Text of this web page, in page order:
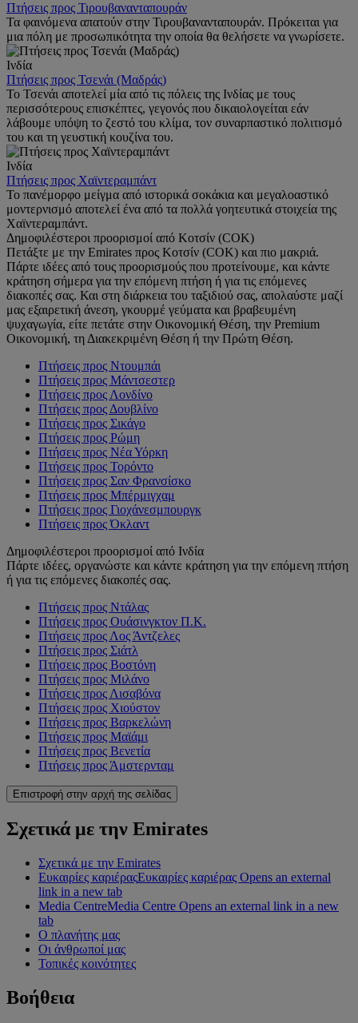
Πτήσεις προς Τιρουβανανταπουράν
Τα φαινόμενα απατούν στην Τιρουβανανταπουράν. Πρόκειται για
μια πόλη με προσωπικότητα την οποία θα θελήσετε να γνωρίσετε.
Ινδία
Πτήσεις προς Τσενάι (Μαδράς)
Το Τσενάι αποτελεί μία από τις πόλεις της Ινδίας με τους
περισσότερους επισκέπτες, γεγονός που δικαιολογείται εάν
λάβουμε υπόψη το ζεστό του κλίμα, τον συναρπαστικό πολιτισμό
του και τη γευστική κουζίνα του.
Ινδία
Πτήσεις προς Χαϊντεραμπάντ
Το πανέμορφο μείγμα από ιστορικά σοκάκια και μεγαλοαστικό
μοντερνισμό αποτελεί ένα από τα πολλά γοητευτικά στοιχεία της
Χαϊντεραμπάντ.
Δημοφιλέστεροι προορισμοί από Κοτσίν (COK)
Πετάξτε με την Emirates προς Κοτσίν (COK) και πιο μακριά.
Πάρτε ιδέες από τους προορισμούς που προτείνουμε, και κάντε
κράτηση σήμερα για την επόμενη πτήση ή για τις επόμενες
διακοπές σας. Και στη διάρκεια του ταξιδιού σας, απολαύστε μαζί
μας εξαιρετική άνεση, γκουρμέ γεύματα και βραβευμένη
ψυχαγωγία, είτε πετάτε στην Οικονομική Θέση, την Premium
Οικονομική, τη Διακεκριμένη Θέση ή την Πρώτη Θέση.
Πτήσεις προς Ντουμπάι
Πτήσεις προς Μάντσεστερ
Πτήσεις προς Λονδίνο
Πτήσεις προς Δουβλίνο
Πτήσεις προς Σικάγο
Πτήσεις προς Ρώμη
Πτήσεις προς Νέα Υόρκη
Πτήσεις προς Τορόντο
Πτήσεις προς Σαν Φρανσίσκο
Πτήσεις προς Μπέρμιγχαμ
Πτήσεις προς Γιοχάνεσμπουργκ
Πτήσεις προς Όκλαντ
Δημοφιλέστεροι προορισμοί από Ινδία
Πάρτε ιδέες, οργανώστε και κάντε κράτηση για την επόμενη πτήση
ή για τις επόμενες διακοπές σας.
Πτήσεις προς Ντάλας
Πτήσεις προς Ουάσινγκτον Π.Κ.
Πτήσεις προς Λος Άντζελες
Πτήσεις προς Σιάτλ
Πτήσεις προς Βοστόνη
Πτήσεις προς Μιλάνο
Πτήσεις προς Λισαβόνα
Πτήσεις προς Χιούστον
Πτήσεις προς Βαρκελώνη
Πτήσεις προς Μαϊάμι
Πτήσεις προς Βενετία
Πτήσεις προς Άμστερνταμ
Επιστροφή στην αρχή της σελίδας
Σχετικά με την Emirates
Σχετικά με την Emirates
Ευκαιρίες καριέραςΕυκαιρίες καριέρας Opens an external
link in a new tab
Media CentreMedia Centre Opens an external link in a new
tab
Ο πλανήτης μας
Οι άνθρωποί μας
Τοπικές κοινότητες
Βοήθεια